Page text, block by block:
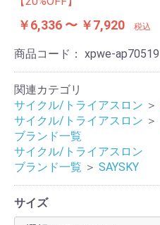
￥6,336 〜 ￥7,920 税込
商品コード： xpwe-ap70519
関連カテゴリ
サイクル/トライアスロン ＞
サイクル/トライアスロン ＞
ブランド一覧
サイクル/トライアスロン
ブランド一覧 ＞ SAYSKY
サイズ